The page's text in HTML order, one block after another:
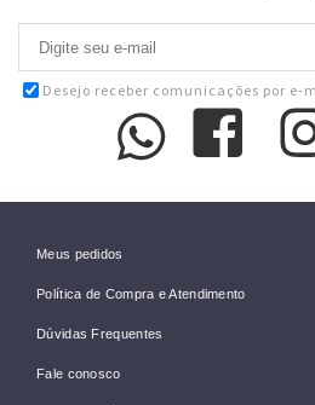
Desejo receber comunicações por e-
Meus pedidos
Política de Compra e Atendimento
Dúvidas Frequentes
Fale conosco